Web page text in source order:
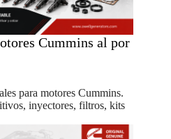
Cummins al por
para motores Cummins.
inyectores, filtros, kits